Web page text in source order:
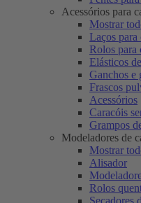
Acessórios para
Mostrar
Laços para
Rolos para
Elásticos
Ganchos e
Frascos
Acessórios
Caracóis
Grampos
Modeladores de
Mostrar
Alisador
Rolos
Secadores